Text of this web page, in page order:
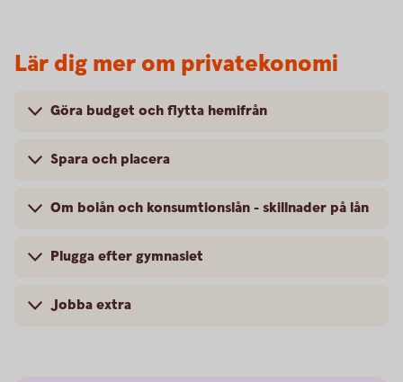
Lär dig mer om privatekonomi
Göra budget och flytta hemifrån
Spara och placera
Om bolån och konsumtionslån - skillnader på lån
Plugga efter gymnasiet
Jobba extra